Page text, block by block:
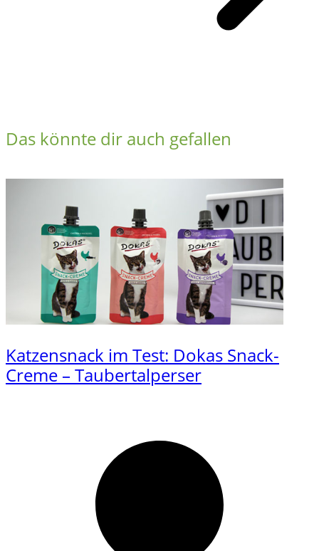
Das könnte dir auch gefallen
Katzensnack im Test: Dokas Snack-
Creme – Taubertalperser